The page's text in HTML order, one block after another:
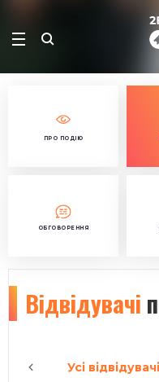
ПРО ПОДІЮ
ОБГОВОРЕННЯ
Відвідувачі
Усі